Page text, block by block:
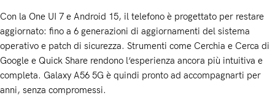
Con la One UI 7 e Android 15, il telefono è progettato per restare
aggiornato: fino a 6 generazioni di aggiornamenti del sistema
operativo e patch di sicurezza. Strumenti come Cerchia e Cerca di
Google e Quick Share rendono l’esperienza ancora più intuitiva e
completa. Galaxy A56 5G è quindi pronto ad accompagnarti per
anni, senza compromessi.